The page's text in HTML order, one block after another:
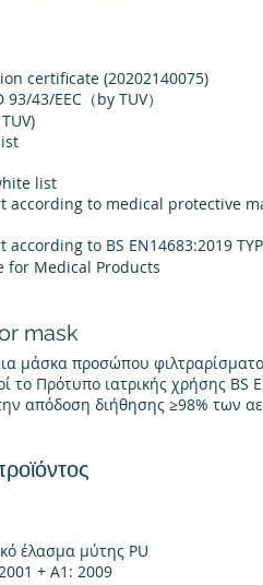
certificate (20202140075)
43/EEC（by TUV）
list
according to medical protective
to BS EN14683:2019
for Medical Products
mask
μάσκα προσώπου
το Πρότυπο ιατρικής χρήσης BS
απόδοση διήθησης ≥98% των
έλασμα μύτης PU
+ A1: 2009